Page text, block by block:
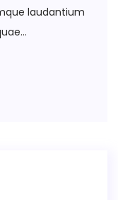
laudantium